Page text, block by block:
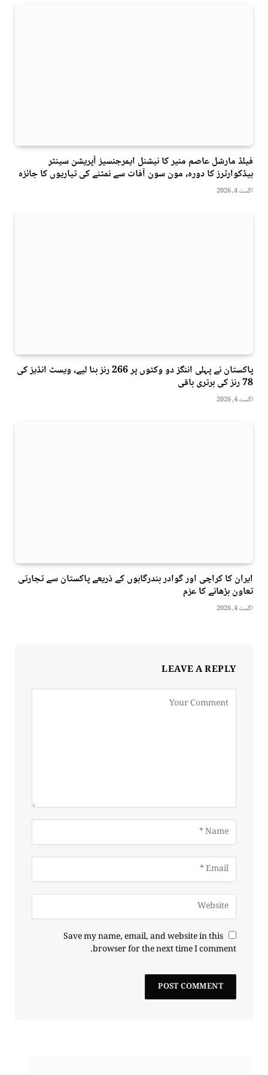
فیلڈ مارشل عاصم منیر کا نیشنل ایمرجنسیز آپریشن سینٹر
ہیڈکوارٹرز کا دورہ، مون سون آفات سے نمٹنے کی تیاریوں کا جائزہ
اگست 4, 2026
پاکستان نے پہلی اننگز دو وکٹوں پر 266 رنز بنا لیے، ویسٹ انڈیز کی
78 رنز کی برتری باقی
اگست 4, 2026
ایران کا کراچی اور گوادر بندرگاہوں کے ذریعے پاکستان سے تجارتی
تعاون بڑھانے کا عزم
اگست 4, 2026
LEAVE A REPLY
Save my name, email, and website in this
browser for the next time I comment.